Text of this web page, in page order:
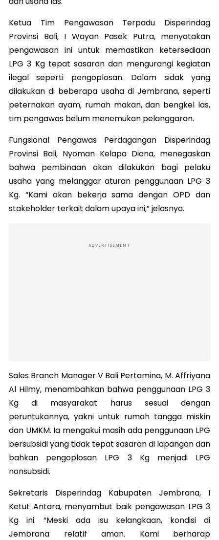
Ketua Tim Pengawasan Terpadu Disperindag
Provinsi Bali, I Wayan Pasek Putra, menyatakan
pengawasan ini untuk memastikan ketersediaan
LPG 3 Kg tepat sasaran dan mengurangi kegiatan
ilegal seperti pengoplosan. Dalam sidak yang
dilakukan di beberapa usaha di Jembrana, seperti
peternakan ayam, rumah makan, dan bengkel las,
tim pengawas belum menemukan pelanggaran.
Fungsional Pengawas Perdagangan Disperindag
Provinsi Bali, Nyoman Kelapa Diana, menegaskan
bahwa pembinaan akan dilakukan bagi pelaku
usaha yang melanggar aturan penggunaan LPG 3
Kg. “Kami akan bekerja sama dengan OPD dan
stakeholder terkait dalam upaya ini,” jelasnya.
ADVERTISEMENT
Sales Branch Manager V Bali Pertamina, M. Affriyana
Al Hilmy, menambahkan bahwa penggunaan LPG 3
Kg di masyarakat harus sesuai dengan
peruntukannya, yakni untuk rumah tangga miskin
dan UMKM. Ia mengakui masih ada penggunaan LPG
bersubsidi yang tidak tepat sasaran di lapangan dan
bahkan pengoplosan LPG 3 Kg menjadi LPG
nonsubsidi.
Sekretaris Disperindag Kabupaten Jembrana, I
Ketut Antara, menyambut baik pengawasan LPG 3
Kg ini. “Meski ada isu kelangkaan, kondisi di
Jembrana relatif aman. Kami berharap